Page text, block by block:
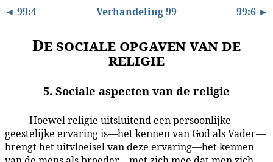
◄ 99:4 Verhandeling 99 99:6 ►
De sociale opgaven van de
religie
5. Sociale aspecten van de religie
Hoewel religie uitsluitend een persoonlijke
geestelijke ervaring is—het kennen van God als Vader—
brengt het uitvloeisel van deze ervaring—het kennen